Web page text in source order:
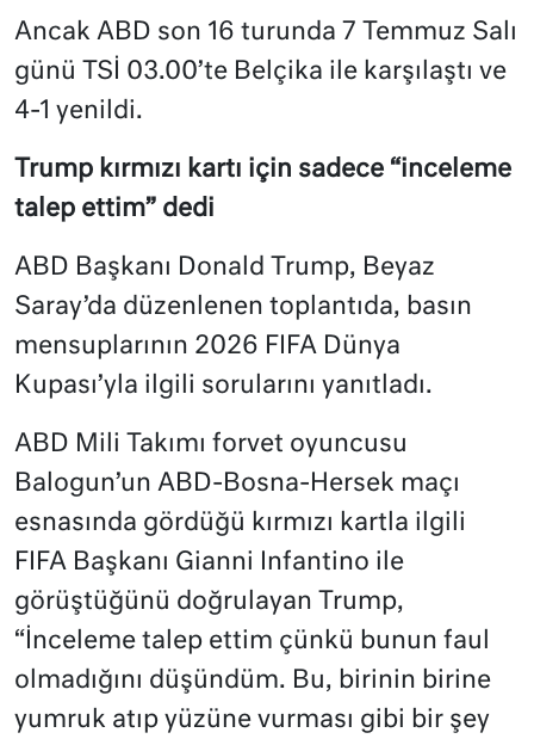
Ancak ABD son 16 turunda 7 Temmuz Salı
günü TSİ 03.00’te Belçika ile karşılaştı ve
4-1 yenildi.
Trump kırmızı kartı için sadece “inceleme
talep ettim” dedi
ABD Başkanı Donald Trump, Beyaz
Saray’da düzenlenen toplantıda, basın
mensuplarının 2026 FIFA Dünya
Kupası’yla ilgili sorularını yanıtladı.
ABD Mili Takımı forvet oyuncusu
Balogun’un ABD-Bosna-Hersek maçı
esnasında gördüğü kırmızı kartla ilgili
FIFA Başkanı Gianni Infantino ile
görüştüğünü doğrulayan Trump,
“İnceleme talep ettim çünkü bunun faul
olmadığını düşündüm. Bu, birinin birine
yumruk atıp yüzüne vurması gibi bir şey